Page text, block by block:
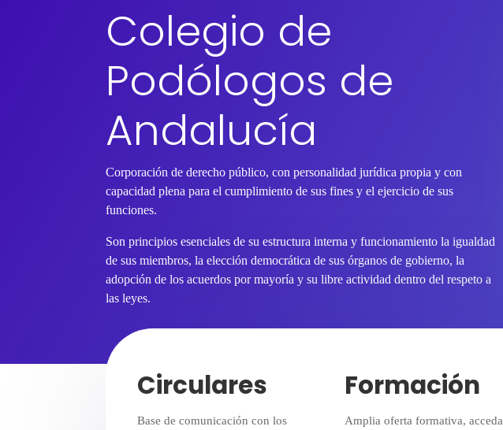
Colegio de
Podólogos de
Andalucía
Corporación de derecho público, con personalidad jurídica propia y con
capacidad plena para el cumplimiento de sus fines y el ejercicio de sus
funciones.
Son principios esenciales de su estructura interna y funcionamiento la igualdad
de sus miembros, la elección democrática de sus órganos de gobierno, la
adopción de los acuerdos por mayoría y su libre actividad dentro del respeto a
las leyes.
Circulares
Base de comunicación con los
Formación
Amplia oferta formativa, acceda